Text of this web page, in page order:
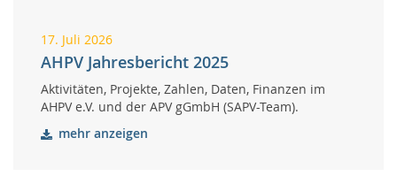
17. Juli 2026
AHPV Jahresbericht 2025
Aktivitäten, Projekte, Zahlen, Daten, Finanzen im
AHPV e.V. und der APV gGmbH (SAPV-Team).
mehr anzeigen